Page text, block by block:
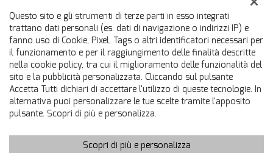
Via Jesolo, 21, Ponte di Piave (TV)
C.F/P.IVA: 01199580265
Registro delle imprese:TV
Questo sito e gli strumenti di terze parti in esso integrati
trattano dati personali (es. dati di navigazione o indirizzi IP) e
fanno uso di Cookie, Pixel, Tags o altri identificatori necessari per
il funzionamento e per il raggiungimento delle finalità descritte
nella cookie policy, tra cui il miglioramento delle funzionalità del
sito e la pubblicità personalizzata. Cliccando sul pulsante
Accetta Tutti dichiari di accettare l'utilizzo di queste tecnologie. In
alternativa puoi personalizzare le tue scelte tramite l'apposito
pulsante. Scopri di più e personalizza.
Scopri di più e personalizza